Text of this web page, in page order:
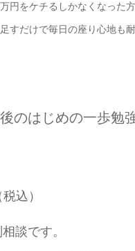
円をケチるしかなくなった
すだけで毎日の座り心地も
のはじめの一歩勉
込）
談です。